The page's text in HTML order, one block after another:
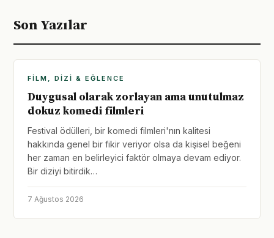
Son Yazılar
FILM, DIZI & EĞLENCE
Duygusal olarak zorlayan ama unutulmaz
dokuz komedi filmleri
Festival ödülleri, bir komedi filmleri'nın kalitesi
hakkında genel bir fikir veriyor olsa da kişisel beğeni
her zaman en belirleyici faktör olmaya devam ediyor.
Bir diziyi bitirdik…
7 Ağustos 2026